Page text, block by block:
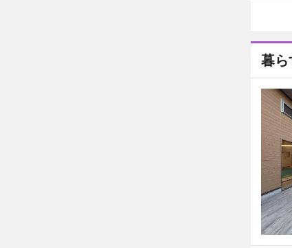
暮ら